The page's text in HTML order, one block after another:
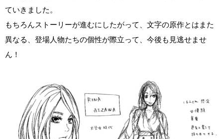
ていきました。
もちろんストーリーが進むにしたがって、文字の原作とはまた
異なる、登場人物たちの個性が際立って、今後も見逃せませ
ん！